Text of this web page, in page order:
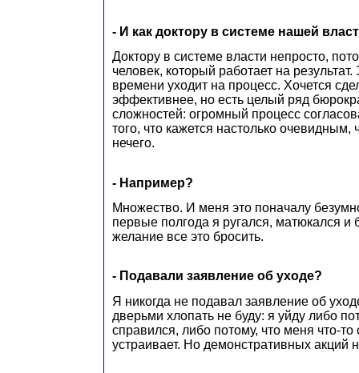
- И как доктору в системе нашей
Доктору в системе власти непросто,
человек, который работает на
времени уходит на процесс. Хочется
эффективнее, но есть целый ряд
сложностей: огромный процесс
того, что кажется настолько очевидным,
нечего.
- Например?
Множество. И меня это поначалу
первые полгода я ругался, матюкался и
желание все это бросить.
- Подавали заявление об уходе?
Я никогда не подавал заявление об
дверьми хлопать не буду: я уйду либо
справился, либо потому, что меня что-
устраивает. Но демонстративных акций